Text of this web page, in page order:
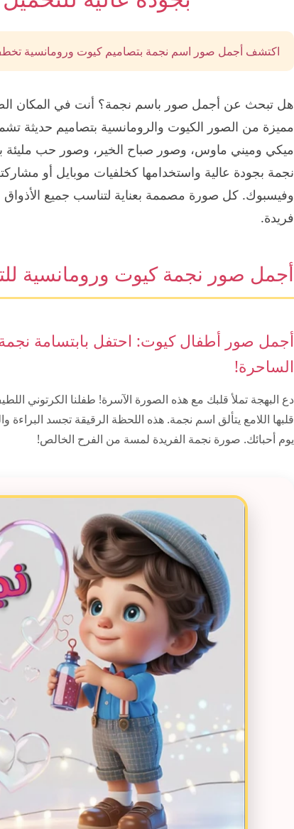
اكتشف أجمل صور اسم نجمة بتصاميم كيوت ورومانسية
هل تبحث عن أجمل صور باسم نجمة؟ أنت في المكان
مميزة من الصور الكيوت والرومانسية بتصاميم حديثة
ميكي وميني ماوس، وصور صباح الخير، وصور حب مليئة
نجمة بجودة عالية واستخدامها كخلفيات موبايل أو
وفيسبوك. كل صورة مصممة بعناية لتناسب جميع
فريدة.
أجمل صور نجمة كيوت ورومانسية
أجمل صور أطفال كيوت: احتفل بابتسامة
الساحرة!
دع البهجة تملأ قلبك مع هذه الصورة الآسرة! طفلنا الكرتوني
قلبها اللامع يتألق اسم نجمة. هذه اللحظة الرقيقة تجسد البراءة
يوم أحبائك. صورة نجمة الفريدة لمسة من الفرح الخالص!